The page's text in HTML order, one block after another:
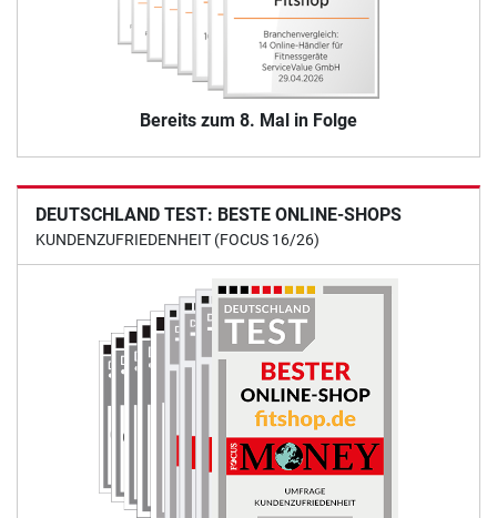
Bereits zum 8. Mal in Folge
DEUTSCHLAND TEST: BESTE ONLINE-SHOPS
KUNDENZUFRIEDENHEIT (FOCUS 16/26)